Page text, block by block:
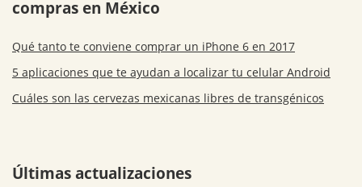
compras en México
Qué tanto te conviene comprar un iPhone 6 en 2017
5 aplicaciones que te ayudan a localizar tu celular Android
Cuáles son las cervezas mexicanas libres de transgénicos
Últimas actualizaciones